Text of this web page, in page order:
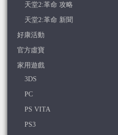
天堂2:革命 攻略
天堂2:革命 新聞
好康活動
官方虛寶
家用遊戲
3DS
PC
PS VITA
PS3